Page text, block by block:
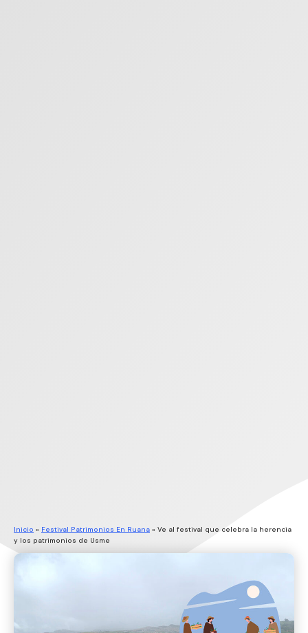
Inicio » Festival Patrimonios En Ruana » Ve al festival que celebra la herencia
y los patrimonios de Usme